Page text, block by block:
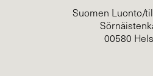
Suomen Luonto/
00580